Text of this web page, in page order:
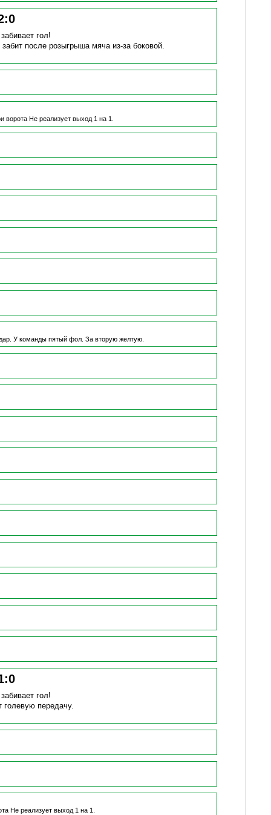
:0
забивает гол!
после розыгрыша мяча из-за боковой.
ворота Не реализует выход 1 на 1.
У команды пятый фол. За вторую желтую.
:0
забивает гол!
голевую передачу.
Не реализует выход 1 на 1.